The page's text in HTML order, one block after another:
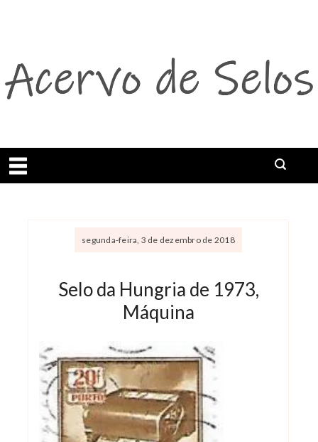
Abrir menu
segunda-feira, 3 de dezembro de 2018
Selo da Hungria de 1973,
Máquina